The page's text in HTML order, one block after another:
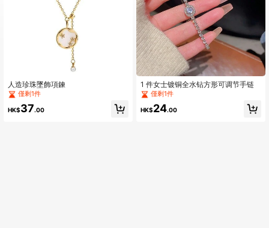
人造珍珠墜飾項鍊
僅剩1件
HK$37.00
1 件女士镀铜全水钻方形可调节手链
僅剩1件
HK$24.00